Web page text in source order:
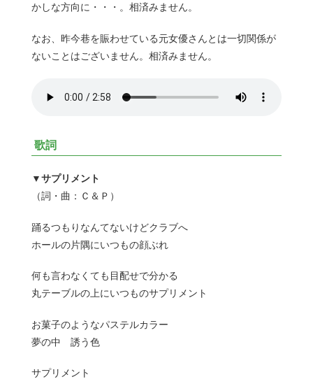
かしな方向に・・・。相済みません。
なお、昨今巷を賑わせている元女優さんとは一切関係が
ないことはございません。相済みません。
歌詞
▼サプリメント
（詞・曲：Ｃ＆Ｐ）
踊るつもりなんてないけどクラブへ
ホールの片隅にいつもの顔ぶれ
何も言わなくても目配せで分かる
丸テーブルの上にいつものサプリメント
お菓子のようなパステルカラー
夢の中 誘う色
サプリメント